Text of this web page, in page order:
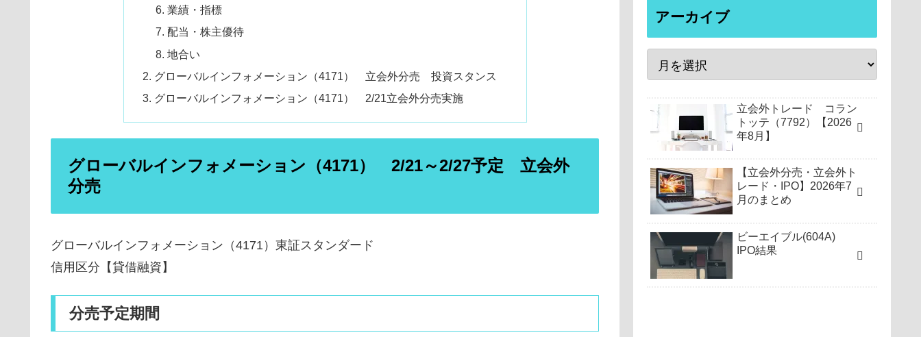
業績・指標
配当・株主優待
地合い
グローバルインフォメーション（4171） 立会外分売 投資スタンス
グローバルインフォメーション（4171） 2/21立会外分売実施
グローバルインフォメーション（4171） 2/21～2/27予定 立会外
分売
グローバルインフォメーション（4171）東証スタンダード
信用区分【貸借融資】
分売予定期間
アーカイブ
立会外トレード コラン
トッテ（7792）【2026
年8月】
【立会外分売・立会外ト
レード・IPO】2026年7
月のまとめ
ビーエイブル(604A)
IPO結果